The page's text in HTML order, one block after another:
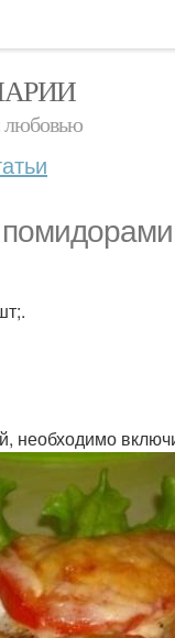
любовью
необходимо